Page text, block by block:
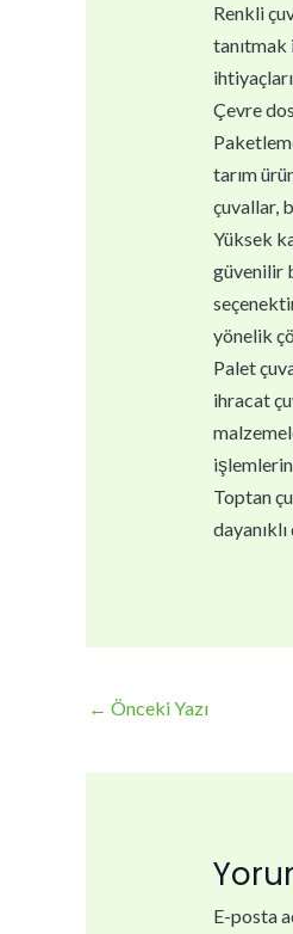
Renkli
tanıtmak
Çevre
tarım
çuvallar,
Yüksek
güvenilir
yönelik
Palet
ihracat
Toptan
← Önceki Yazı
E-posta